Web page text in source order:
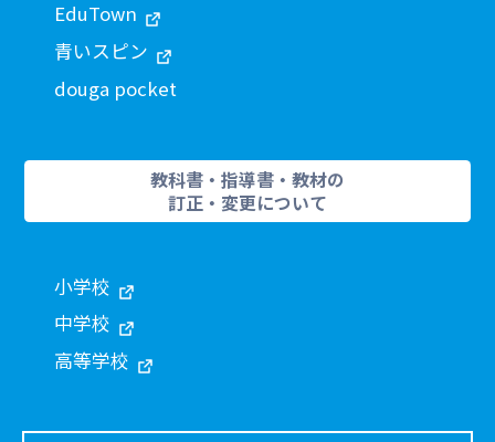
EduTown
青いスピン
douga pocket
教科書・指導書・教材の
訂正・変更について
小学校
中学校
高等学校